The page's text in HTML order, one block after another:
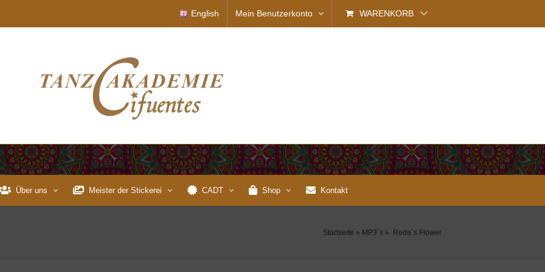
English Mein Benutzerkonto WARENKORB
Über uns Meister der Stickerei CADT Shop Kontakt
Startseite » MP3´s » Reda´s Flower